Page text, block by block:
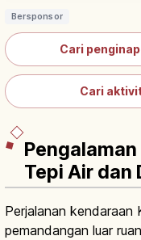
Bersponsor
Cari
Cari
Tepi Air dan
Perjalanan kendaraan
pemandangan luar